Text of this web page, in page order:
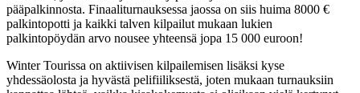
pääpalkinnosta. Finaaliturnauksessa jaossa on siis huima 8000 €
palkintopotti ja kaikki talven kilpailut mukaan lukien
palkintopöydän arvo nousee yhteensä jopa 15 000 euroon!
Winter Tourissa on aktiivisen kilpailemisen lisäksi kyse
yhdessäolosta ja hyvästä pelifiiliksestä, joten mukaan turnauksiin